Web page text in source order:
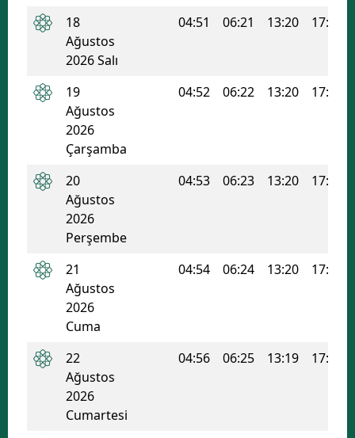
Kütahya
Manisa
Muğla
18
Ağustos
2026 Salı
04:51 06:21 13:20 17:06
19
Ağustos
2026
Çarşamba
04:52 06:22 13:20 17:05
20
Ağustos
2026
Perşembe
04:53 06:23 13:20 17:04
21
Ağustos
2026
Cuma
04:54 06:24 13:20 17:04
22
Ağustos
2026
Cumartesi
04:56 06:25 13:19 17:03